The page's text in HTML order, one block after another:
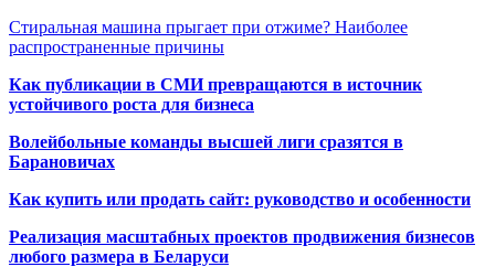
Стиральная машина прыгает при отжиме? Наиболее
распространенные причины
Как публикации в СМИ превращаются в источник
устойчивого роста для бизнеса
Волейбольные команды высшей лиги сразятся в
Барановичах
Как купить или продать сайт: руководство и особенности
Реализация масштабных проектов продвижения бизнесов
любого размера в Беларуси